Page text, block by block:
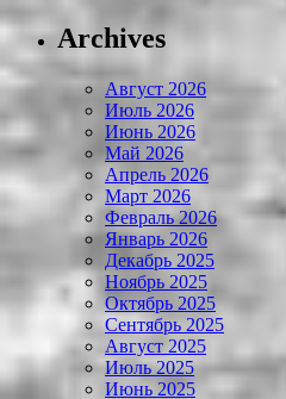
Archives
Август 2026
Июль 2026
Июнь 2026
Май 2026
Апрель 2026
Март 2026
Февраль 2026
Январь 2026
Декабрь 2025
Ноябрь 2025
Октябрь 2025
Сентябрь 2025
Август 2025
Июль 2025
Июнь 2025